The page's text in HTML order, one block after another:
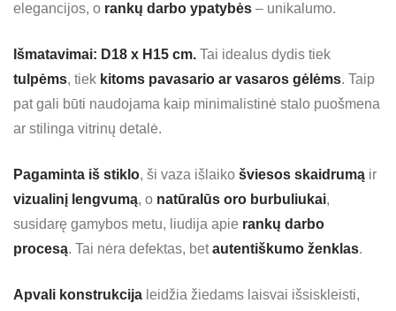
elegancijos, o rankų darbo ypatybės – unikalumo.
Išmatavimai: D18 x H15 cm. Tai idealus dydis tiek
tulpėms, tiek kitoms pavasario ar vasaros gėlėms. Taip
pat gali būti naudojama kaip minimalistinė stalo puošmena
ar stilinga vitrinų detalė.
Pagaminta iš stiklo, ši vaza išlaiko šviesos skaidrumą ir
vizualinį lengvumą, o natūralūs oro burbuliukai,
susidarę gamybos metu, liudija apie rankų darbo
procesą. Tai nėra defektas, betautentiškumo ženklas.
Apvali konstrukcija leidžia žiedams laisvai išsiskleisti,